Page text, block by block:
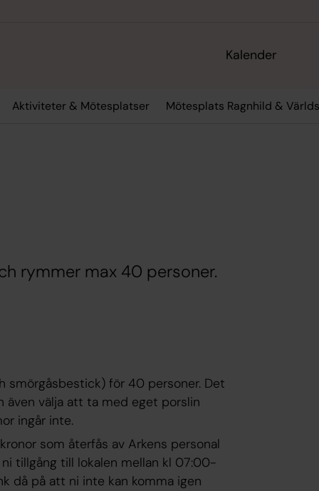
Kalender
Aktiviteter & Mötesplatser Mötesplats Ragnhild &
rymmer max 40 personer.
smörgåsbestick) för 40 personer. Det
även välja att ta med eget porslin
ingår inte.
som återfås av Arkens personal
tillgång till lokalen mellan kl 07:00-
då på att ni inte kan komma igen